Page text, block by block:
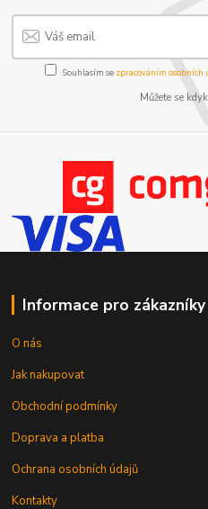
Souhlasím se zpracováním osobních
Můžete se
Informace pro zákazníky
O nás
Jak nakupovat
Obchodní podmínky
Doprava a platba
Ochrana osobních údajů
Kontakty